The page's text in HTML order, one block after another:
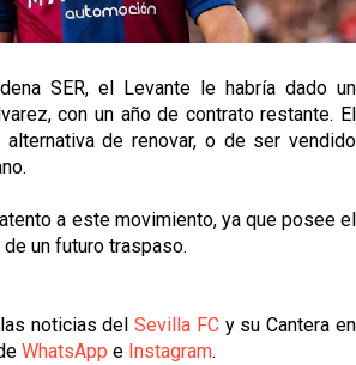
a Agoumé entre las cinco
Sevilla para cerrar su fichaje a la
con el Sevilla FC por Alberto
con despidos y rechaza una
por el club
SER, el Levante le habría dado un
con un año de contrato restante. El
de renovar, o de ser vendido
a este movimiento, ya que posee el
un futuro traspaso.
noticias delSevilla FCy su Cantera en
WhatsApp e Instagram.